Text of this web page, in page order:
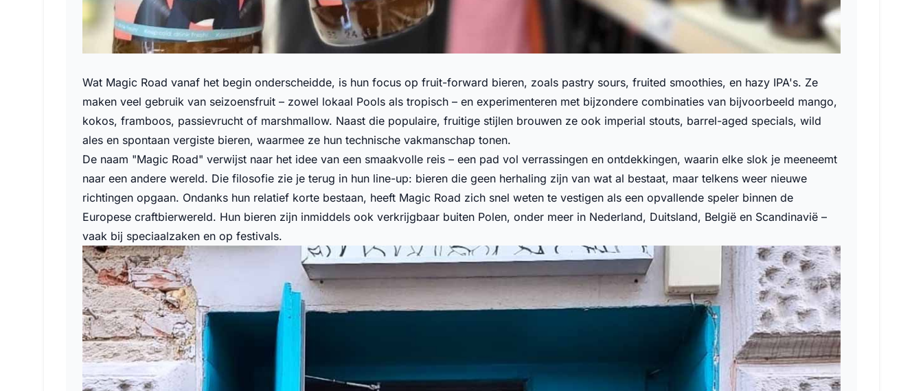
Wat Magic Road vanaf het begin onderscheidde, is hun focus op fruit-forward bieren, zoals pastry sours, fruited smoothies, en hazy IPA's. Ze
maken veel gebruik van seizoensfruit – zowel lokaal Pools als tropisch – en experimenteren met bijzondere combinaties van bijvoorbeeld mango,
kokos, framboos, passievrucht of marshmallow. Naast die populaire, fruitige stijlen brouwen ze ook imperial stouts, barrel-aged specials, wild
ales en spontaan vergiste bieren, waarmee ze hun technische vakmanschap tonen.
De naam "Magic Road" verwijst naar het idee van een smaakvolle reis – een pad vol verrassingen en ontdekkingen, waarin elke slok je meeneemt
naar een andere wereld. Die filosofie zie je terug in hun line-up: bieren die geen herhaling zijn van wat al bestaat, maar telkens weer nieuwe
richtingen opgaan. Ondanks hun relatief korte bestaan, heeft Magic Road zich snel weten te vestigen als een opvallende speler binnen de
Europese craftbierwereld. Hun bieren zijn inmiddels ook verkrijgbaar buiten Polen, onder meer in Nederland, Duitsland, België en Scandinavië –
vaak bij speciaalzaken en op festivals.